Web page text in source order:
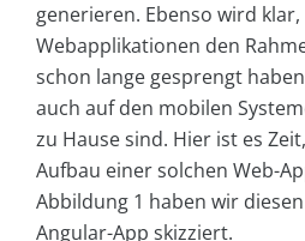
generieren. Ebenso wird
Webapplikationen den
schon lange gesprengt
auch auf den mobilen
zu Hause sind. Hier ist es
Aufbau einer solchen Web-
Abbildung 1 haben wir
Angular-App skizziert.